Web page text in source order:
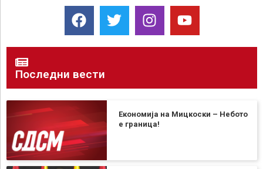
Последни вести
Економија на Мицкоски – Небото
е граница!